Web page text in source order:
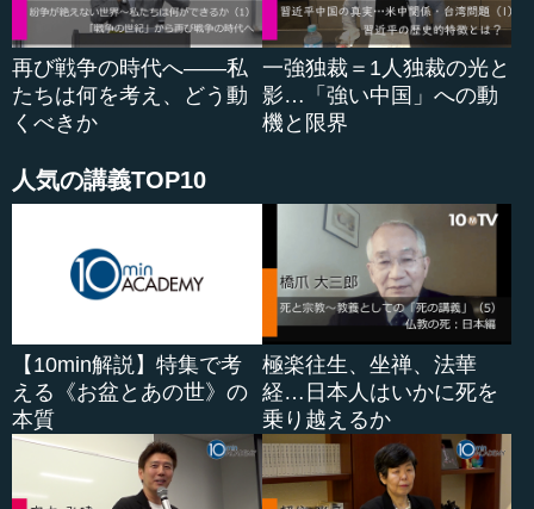
再び戦争の時代へ――私
たちは何を考え、どう動
くべきか
一強独裁＝1人独裁の光と
影…「強い中国」への動
機と限界
人気の講義TOP10
【10min解説】特集で考
える《お盆とあの世》の
本質
極楽往生、坐禅、法華
経…日本人はいかに死を
乗り越えるか